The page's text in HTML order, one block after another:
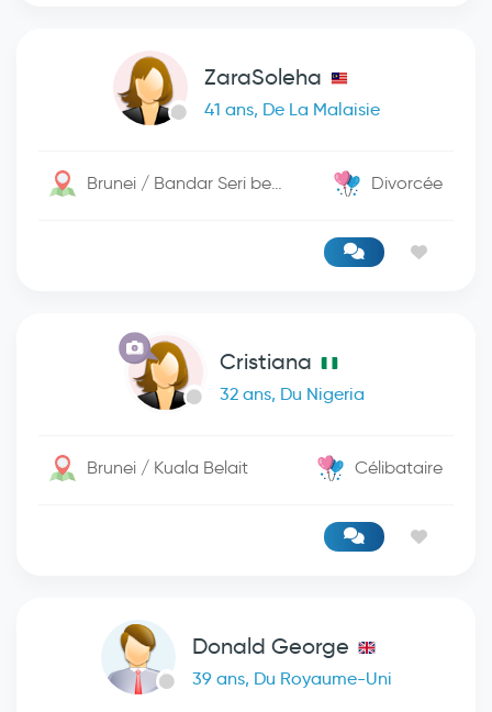
ZaraSoleha
41 ans, De La Malaisie
Brunei / Bandar Seri begwan Divorcée
Cristiana
32 ans, Du Nigeria
Brunei / Kuala Belait Célibataire
Donald George
39 ans, Du Royaume-Uni